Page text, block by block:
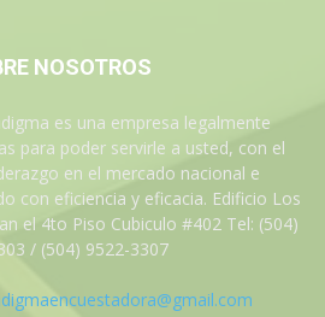
NOSOTROS
es una empresa legalmente
para poder servirle a usted, con el
en el mercado nacional e
con eficiencia y eficacia. Edificio Los
el 4to Piso Cubiculo #402 Tel: (504)
/ (504) 9522-3307